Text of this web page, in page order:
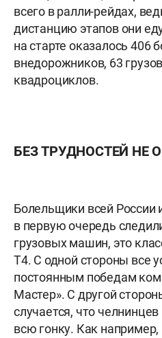
всего в ралли-рейдах,
дистанцию этапов они
на старте оказалось 406
внедорожников, 63
квадроциклов.
БЕЗ ТРУДНОСТЕЙ НЕ
Болельщики всей России
в первую очередь
грузовых машин, это
Т4. С одной стороны все
постоянным победам
Мастер». С другой
случается, что
всю гонку. Как например,